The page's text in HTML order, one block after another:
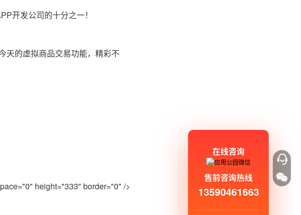
开发公司的十分之一！
天的虚拟商品交易功能，精彩不
height="333" border="0" />
在线咨询
售前咨询热线
13590461663